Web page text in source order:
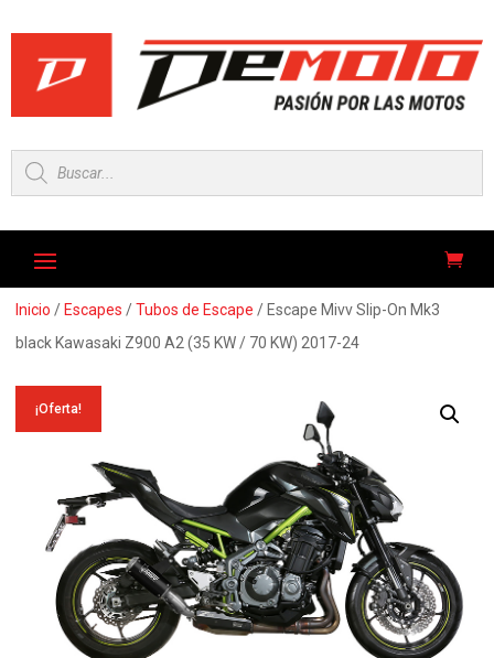
Búsqueda
de
productos
Inicio / Escapes /Tubos de Escape / Escape Mivv Slip-On Mk3
black Kawasaki Z900 A2 (35 KW / 70 KW) 2017-24
¡Oferta!